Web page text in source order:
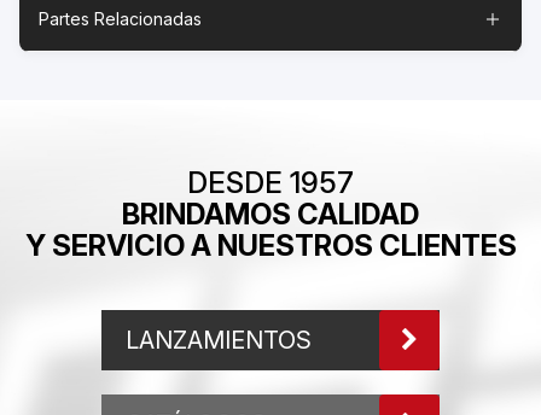
Partes Relacionadas
DESDE 1957
BRINDAMOS CALIDAD
Y SERVICIO A NUESTROS CLIENTES
LANZAMIENTOS